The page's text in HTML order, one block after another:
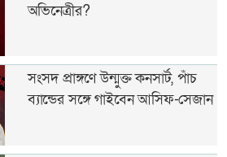
অভিনেত্রীর?
সংসদ প্রাঙ্গণে উন্মুক্ত কনসার্ট, পাঁচ
ব্যান্ডের সঙ্গে গাইবেন আসিফ-সেজান